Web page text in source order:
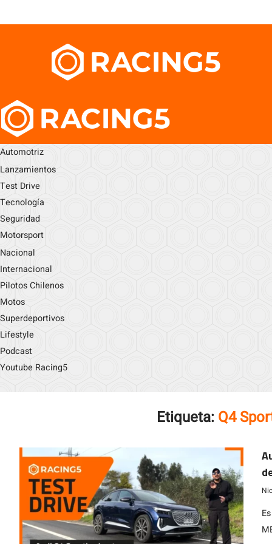
Automotriz
Lanzamientos
Test Drive
Tecnología
Seguridad
Motorsport
Nacional
Internacional
Pilotos Chilenos
Motos
Superdeportivos
Lifestyle
Podcast
Youtube Racing5
Etiqueta: Q4